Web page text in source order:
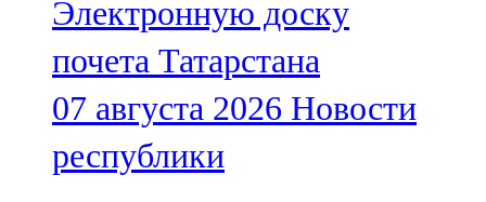
Электронную доску
почета Татарстана
07 августа 2026 Новости
республики